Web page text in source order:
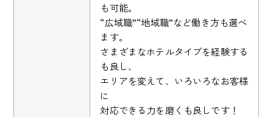
も可能。
“広域職”“地域職”など働き方も選べ
ます。
さまざまなホテルタイプを経験する
も良し、
エリアを変えて、いろいろなお客様
に
対応できる力を磨くも良しです！